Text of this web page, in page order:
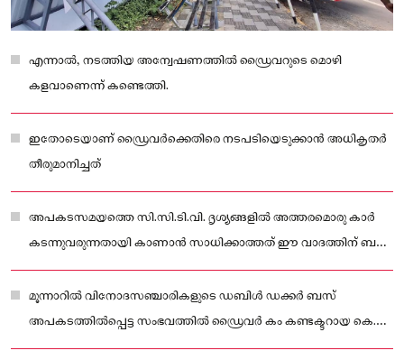
എന്നാൽ, നടത്തിയ അന്വേഷണത്തിൽ ഡ്രൈവറുടെ മൊഴി
കളവാണെന്ന് കണ്ടെത്തി.
ഇതോടെയാണ് ഡ്രൈവർക്കെതിരെ നടപടിയെടുക്കാൻ അധികൃതർ
തീരുമാനിച്ചത്
അപകടസമയത്തെ സി.സി.ടി.വി. ദൃശ്യങ്ങളിൽ അത്തരമൊരു കാർ
കടന്നുവരുന്നതായി കാണാൻ സാധിക്കാത്തത് ഈ വാദത്തിന് ബലം
നൽകുന്നു
മൂന്നാറിൽ വിനോദസഞ്ചാരികളുടെ ഡബിൾ ഡക്കർ ബസ്
അപകടത്തിൽപ്പെട്ട സംഭവത്തിൽ ഡ്രൈവർ കം കണ്ടക്ടറായ കെ.പി.
മുഹമ്മദിനെ സസ്പെൻഡ് ചെയ്തു.